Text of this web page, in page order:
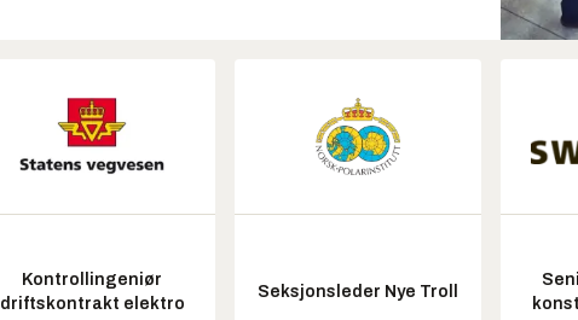
Kontrollingeniør
driftskontrakt elektro
Seksjonsleder Nye Troll